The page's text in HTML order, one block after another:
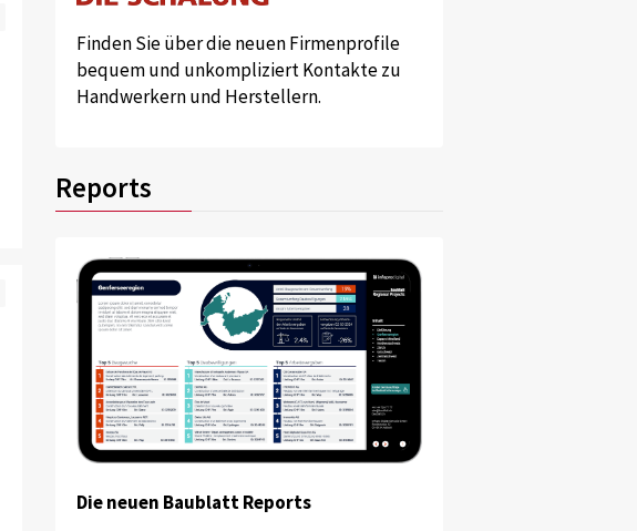
Finden Sie über die neuen Firmenprofile
bequem und unkompliziert Kontakte zu
Handwerkern und Herstellern.
Reports
Die neuen Baublatt Reports